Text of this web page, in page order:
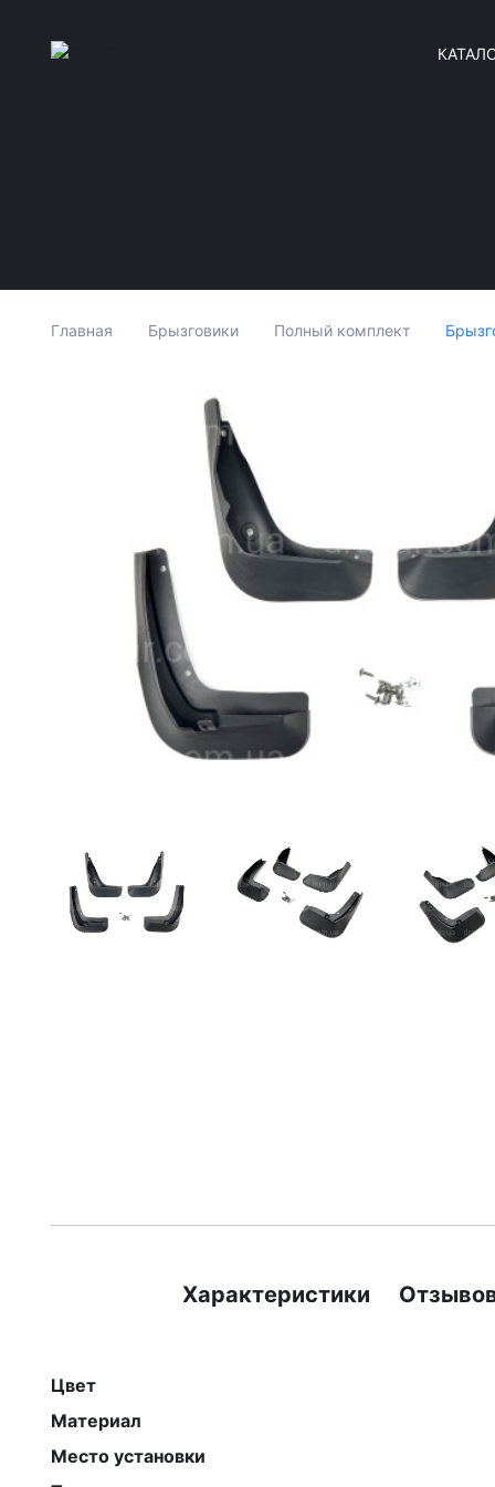
Главная Брызговики Полный комплект
Характеристики
Цвет
Материал
Место установки